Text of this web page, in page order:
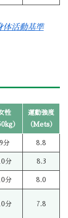
活動基準
性
）
運動強度
（Mets）
9分 8.8
分 8.3
分 8.0
分 7.8